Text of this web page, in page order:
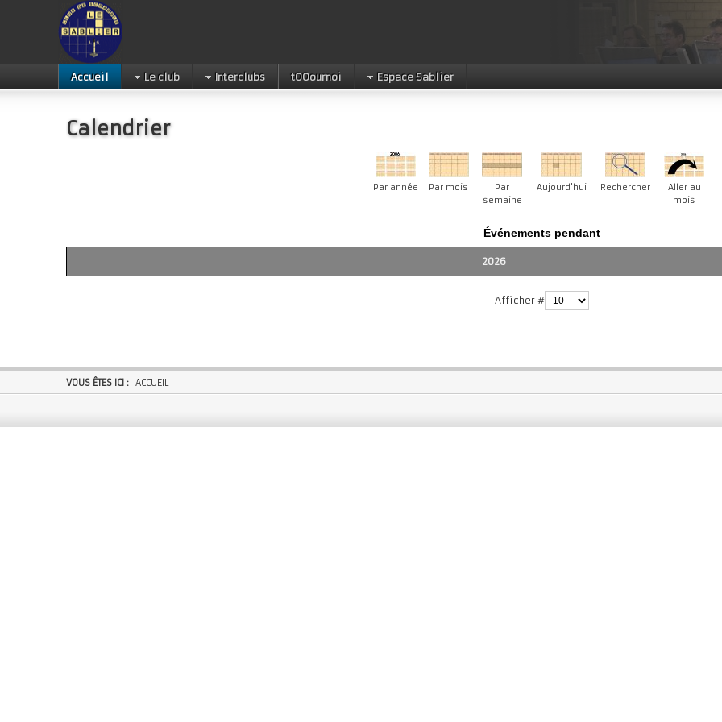
Accueil Le club Interclubs tOOournoi Espace Sablier
Calendrier
Par année Par mois
Par
semaine
Aujourd'hui Rechercher
Aller au
mois
Événements pendant
2026
Afficher #
VOUS ÊTES ICI : ACCUEIL